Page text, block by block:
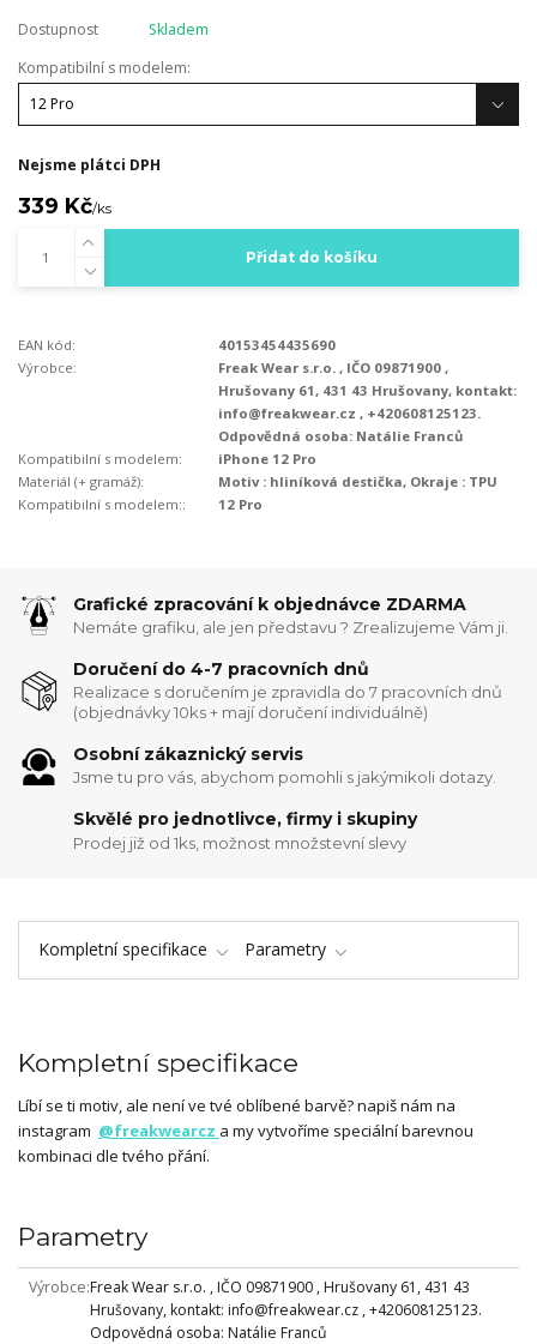
Dostupnost
Skladem
Kompatibilní s modelem:
Nejsme plátci DPH
339 Kč/ks
Přidat do košíku
EAN kód:
40153454435690
Výrobce:
Freak Wear s.r.o. , IČO 09871900 ,
Hrušovany 61, 431 43 Hrušovany, kontakt:
info@freakwear.cz , +420608125123.
Odpovědná osoba: Natálie Franců
Kompatibilní s modelem:
iPhone 12 Pro
Materiál (+ gramáž):
Motiv : hliníková destička, Okraje : TPU
Kompatibilní s modelem::
12 Pro
Grafické zpracování k objednávce ZDARMA
Nemáte grafiku, ale jen představu ? Zrealizujeme Vám ji.
Doručení do 4-7 pracovních dnů
Realizace s doručením je zpravidla do 7 pracovních dnů
(objednávky 10ks + mají doručení individuálně)
Osobní zákaznický servis
Jsme tu pro vás, abychom pomohli s jakýmikoli dotazy.
Skvělé pro jednotlivce, firmy i skupiny
Prodej již od 1ks, možnost množstevní slevy
Kompletní specifikace Parametry
Kompletní specifikace
Líbí se ti motiv, ale není ve tvé oblíbené barvě? napiš nám na
instagram @freakwearcz a my vytvoříme speciální barevnou
kombinaci dle tvého přání.
Parametry
Výrobce Freak Wear s.r.o. , IČO 09871900 , Hrušovany 61, 431 43
Hrušovany, kontakt: info@freakwear.cz , +420608125123.
Odpovědná osoba: Natálie Franců